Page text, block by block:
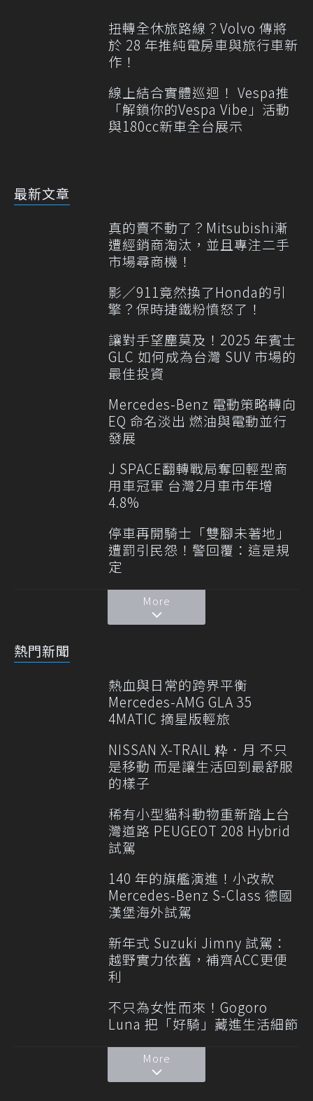
扭轉全休旅路線？Volvo 傳將
於 28 年推純電房車與旅行車新
作！
線上結合實體巡迴！ Vespa推
「解鎖你的Vespa Vibe」活動
與180cc新車全台展示
最新文章
真的賣不動了？Mitsubishi漸
遭經銷商淘汰，並且專注二手
市場尋商機！
影／911竟然換了Honda的引
擎？保時捷鐵粉憤怒了！
讓對手望塵莫及！2025 年賓士
GLC 如何成為台灣 SUV 市場的
最佳投資
Mercedes-Benz 電動策略轉向
EQ 命名淡出 燃油與電動並行
發展
J SPACE翻轉戰局奪回輕型商
用車冠軍 台灣2月車市年增
4.8%
停車再開騎士「雙腳未著地」
遭罰引民怨！警回覆：這是規
定
More
熱門新聞
熱血與日常的跨界平衡
Mercedes-AMG GLA 35
4MATIC 摘星版輕旅
NISSAN X-TRAIL 粋．月 不只
是移動 而是讓生活回到最舒服
的樣子
稀有小型貓科動物重新踏上台
灣道路 PEUGEOT 208 Hybrid
試駕
140 年的旗艦演進！小改款
Mercedes-Benz S-Class 德國
漢堡海外試駕
新年式 Suzuki Jimny 試駕：
越野實力依舊，補齊ACC更便
利
不只為女性而來！Gogoro
Luna 把「好騎」藏進生活細節
More